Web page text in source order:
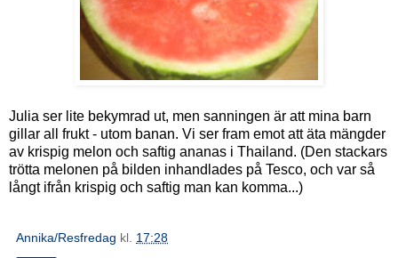
Julia ser lite bekymrad ut, men sanningen är att mina barn
gillar all frukt - utom banan. Vi ser fram emot att äta mängder
av krispig melon och saftig ananas i Thailand. (Den stackars
trötta melonen på bilden inhandlades på Tesco, och var så
långt ifrån krispig och saftig man kan komma...)
Annika/Resfredag kl. 17:28